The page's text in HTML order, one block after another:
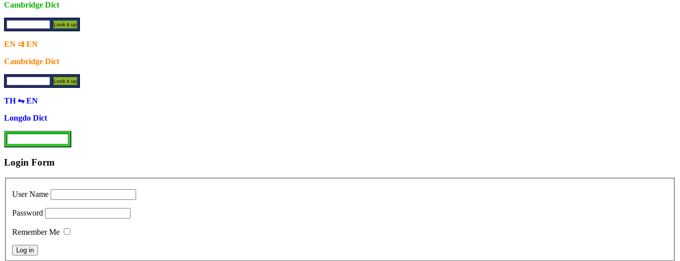
Cambridge Dict
EN ⇉ EN
Cambridge Dict
TH ⇋ EN
Longdo Dict
Login Form
User Name
Password
Remember Me